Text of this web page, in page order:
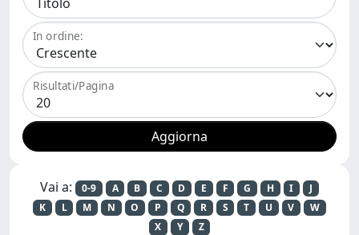
In ordine:
Risultati/Pagina
Vai a: 0-9 A B C D E F G H I
J
K
L M N O P Q R S T U V
W
X
Y Z